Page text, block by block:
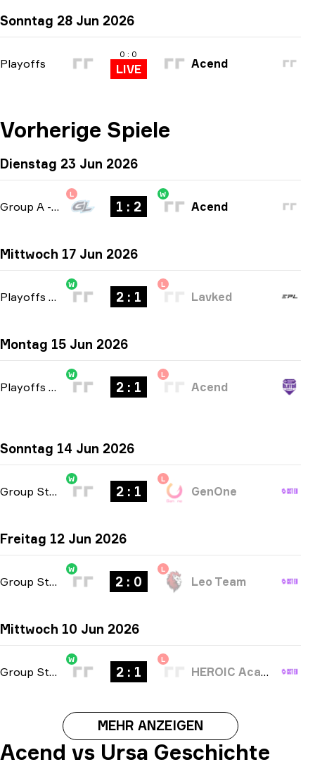
Sonntag 28 Jun 2026
Playoffs
0 : 0
LIVE Acend
Vorherige Spiele
Dienstag 23 Jun 2026
Group A - bo3
L
1 : 2
W
Acend
Mittwoch 17 Jun 2026
Playoffs bo3
W
2 : 1
L
Lavked
Montag 15 Jun 2026
Playoffs bo3
W
2 : 1
L
Acend
Sonntag 14 Jun 2026
Group Stage -bo3
W
2 : 1
L
GenOne
Freitag 12 Jun 2026
Group Stage -bo3
W
2 : 0
L
Leo Team
Mittwoch 10 Jun 2026
Group Stage -bo3
W
2 : 1
L
HEROIC Academy
MEHR ANZEIGEN
Acend vs Ursa Geschichte